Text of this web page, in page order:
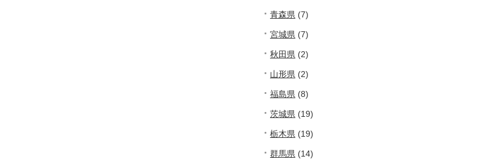
青森県 (7)
宮城県 (7)
秋田県 (2)
山形県 (2)
福島県 (8)
茨城県 (19)
栃木県 (19)
群馬県 (14)